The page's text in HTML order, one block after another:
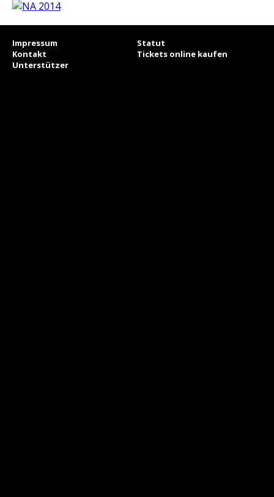
Impressum
Statut
Kontakt
Tickets online kaufen
Unterstützer